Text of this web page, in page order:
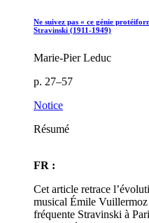
Ne suivez pas « ce génie
Stravinski (1911-1949)
Marie-Pier Leduc
p. 27–57
Notice
Résumé
FR :
Cet article retrace
musical Émile
fréquente Stravinski à